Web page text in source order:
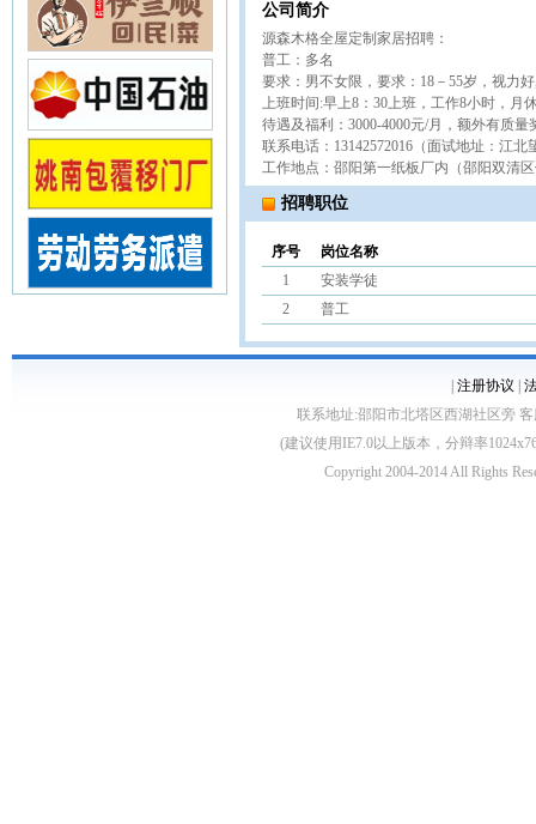
公司简介
源森木格全屋定制家居招聘：
‬普工：多名
要求：男不女‬限，要求：18－55岁，视力
上班时间:早上8：30上班，工作8小时，月
待遇及福利：3000-4000元/月，额外有质
联系电话：13142572016（面试地址：江北
工作地点：邵阳第一纸板厂内（邵阳双清
招聘职位
序号
岗位名称
1
安装学徒
2
普工
注册协议
联系地址:邵阳市北塔区西湖社区旁 客
(建议使用IE7.0以上版本，分辩率
Copyright 2004-2014 All Rights